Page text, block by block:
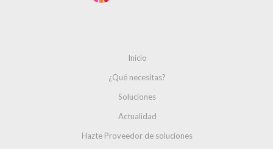
Inicio
¿Qué necesitas?
Soluciones
Actualidad
Hazte Proveedor de soluciones